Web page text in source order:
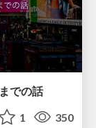
での話
1 350